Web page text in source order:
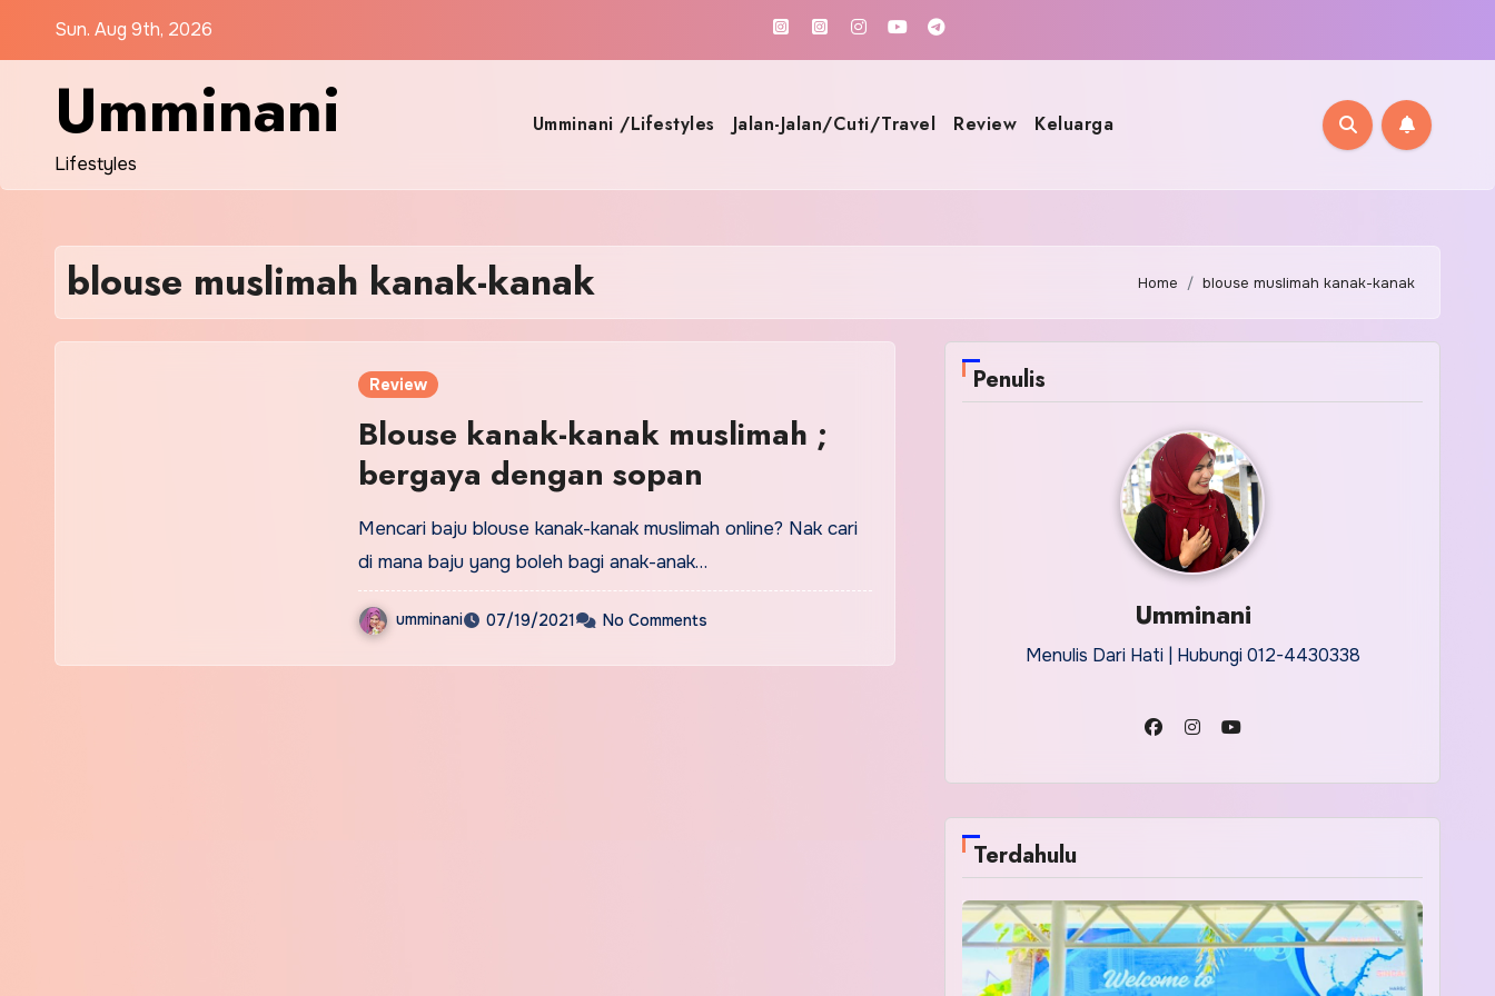
Sun. Aug 9th, 2026
Umminani
Lifestyles
Umminani /Lifestyles Jalan-Jalan/Cuti/Travel Review Keluarga
blouse muslimah kanak-kanak Home blouse muslimah kanak-kanak
Review
Blouse kanak-kanak muslimah ;
bergaya dengan sopan
Mencari baju blouse kanak-kanak muslimah online? Nak cari
di mana baju yang boleh bagi anak-anak…
umminani 07/19/2021 No Comments
Penulis
Umminani
Menulis Dari Hati | Hubungi 012-4430338
Terdahulu